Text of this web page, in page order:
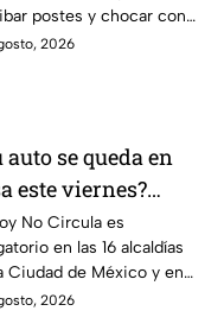
Juárez, mientras
postes y chocar con
dejando a tres
2026
auto se queda en
este viernes?
el Hoy No
de este 7 de
No Circula es
en las 16 alcaldías
Ciudad de México y en
conurbados del
2026